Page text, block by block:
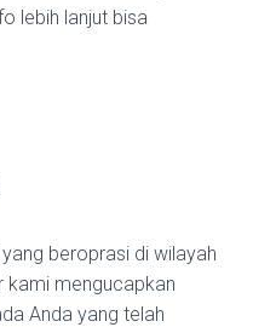
lebih lanjut bisa
beroprasi di wilayah
kami mengucapkan
Anda yang telah